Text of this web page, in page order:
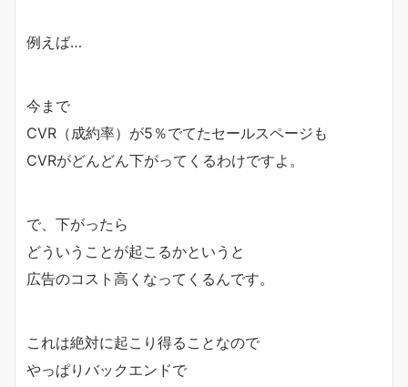
例えば…
今まで
CVR（成約率）が5％でてたセールスページも
CVRがどんどん下がってくるわけですよ。
で、下がったら
どういうことが起こるかというと
広告のコスト高くなってくるんです。
これは絶対に起こり得ることなので
やっぱりバックエンドで